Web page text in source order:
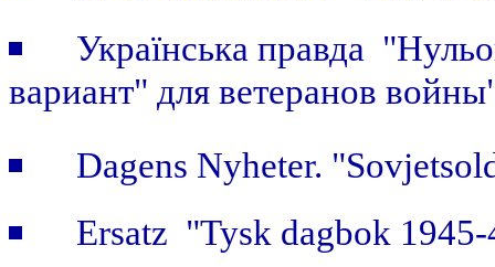
Українська правда
вариант" для ветеранов
Dagens Nyheter.
Ersatz "Tysk dagbok